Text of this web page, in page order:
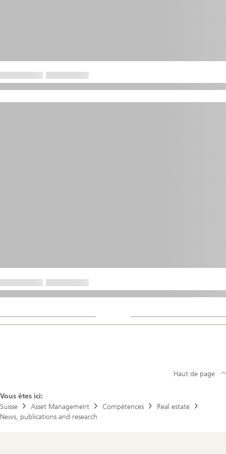
Vous êtes ici:
Suisse
Asset Management Compétences
Real estate
News, publications and research
Haut de page